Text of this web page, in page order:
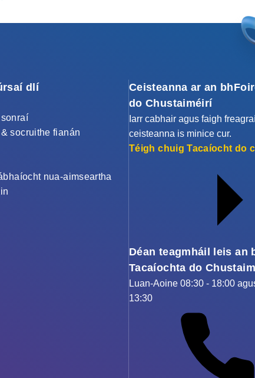
dlí
socruithe fianán
nua-aimseartha
Ceisteanna ar an
do Chustaiméirí
Iarr cabhair agus faigh
ceisteanna is minice cur.
Téigh chuig Tacaíocht do
Déan teagmháil leis an
Tacaíochta do
Luan-Aoine 08:30 - 18:00
13:30